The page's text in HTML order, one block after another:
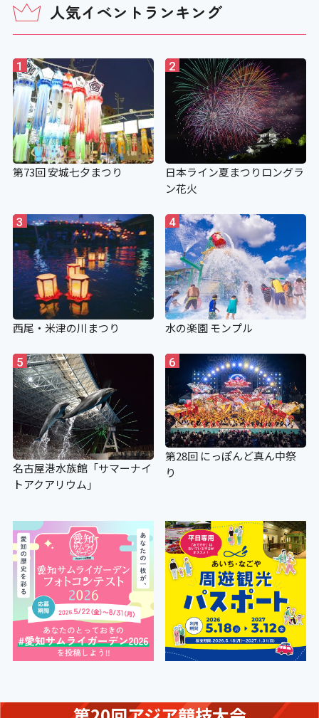
人気イベントランキング
1
第73回 安城七夕まつり
2
日本ライン夏まつりロングラ
ン花火
3
西尾・米津の川まつり
4
水の楽園 モンプル
5
名古屋港水族館「サマーナイ
トアクアリウム」
6
第28回 にっぽんど真ん中祭
り